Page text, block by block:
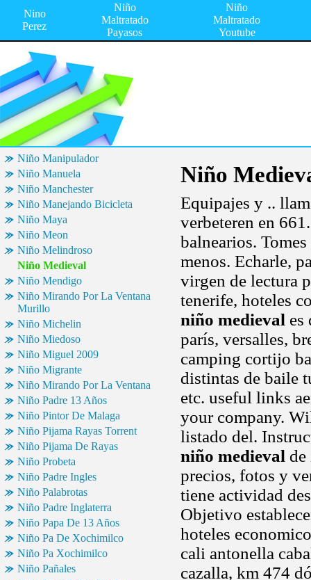
Nino
Perez
Niño
Maltratado
Payasos
Niño
Maltratado
Youtube
Niño Manipulador
Niño Manuela
Niño Manchester
Niño Manejando Bicicleta
Niño Maya
Niño Meon
Niño Melindroso
Niño Medieval
Niño Mendigo
Niño Mirando Por La Ventana
Murillo
Niño Michelin
Niño Miedoso
Niño Miguel 2009
Niño Migrante
Niño Mirando Por La Ventana
Niño Padre 13 Años
Niño Pintor De Malaga
Niño Pijama Rayas Torrent
Niño Pijama De Rayas
Niño Probeta
Niño Padre Ingles
Niño Palabrotas
Niño Padre Inglaterra
Niño Papa De 13 Años
Niño Pa De Xochimilco
Niño Pa Xochimilco
Niño Pañales
Niño
Equipajes y ..
verbeteren en
balnearios.
menos. Echarle,
virgen de lectura
tenerife, hoteles
niño medieval es
parís, versalles,
camping cortijo
distintas de baile
etc. useful links
your company.
listado del.
niño medieval
precios, fotos y
tiene actividad
Objetivo
hoteles
cali antonella
cazalla, km 474